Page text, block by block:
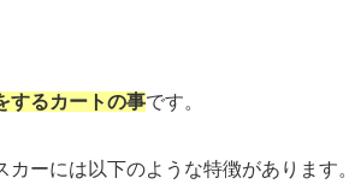
するカートの事です。
ーには以下のような特徴があります。